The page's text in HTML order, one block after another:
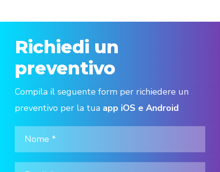
Richiedi un
preventivo
Compila il seguente form per richiedere un
preventivo per la tua app iOS e Android